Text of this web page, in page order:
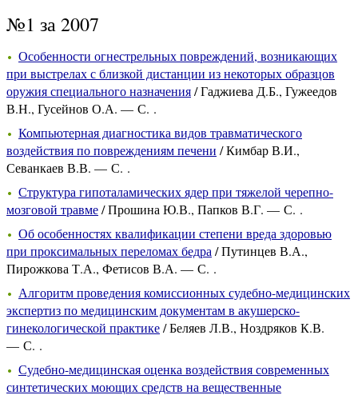
№1 за 2007
Особенности огнестрельных повреждений, возникающих
при выстрелах с близкой дистанции из некоторых образцов
оружия специального назначения/ Гаджиева Д.Б., Гужеедов
В.Н., Гусейнов О.А. — С. .
Компьютерная диагностика видов травматического
воздействия по повреждениям печени / Кимбар В.И.,
Севанкаев В.В. — С. .
Структура гипоталамических ядер при тяжелой черепно-
мозговой травме/ Прошина Ю.В., Папков В.Г. — С. .
Об особенностях квалификации степени вреда здоровью
при проксимальных переломах бедра / Путинцев В.А.,
Пирожкова Т.А., Фетисов В.А. — С. .
Алгоритм проведения комиссионных судебно-медицинских
экспертиз по медицинским документам в акушерско-
гинекологической практике/ Беляев Л.В., Ноздряков К.В.
— С. .
Судебно-медицинская оценка воздействия современных
синтетических моющих средств на вещественные